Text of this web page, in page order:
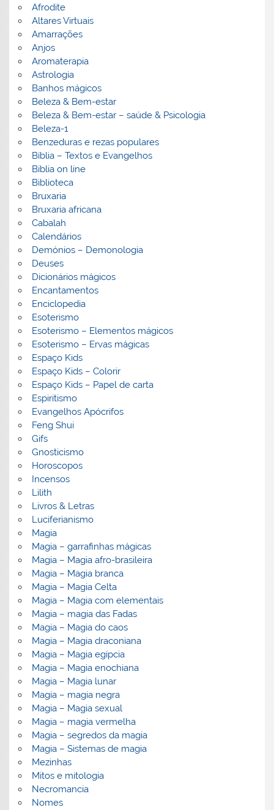
Afrodite
Altares Virtuais
Amarrações
Anjos
Aromaterapia
Astrologia
Banhos mágicos
Beleza & Bem-estar
Beleza & Bem-estar – saúde & Psicologia
Beleza-1
Benzeduras e rezas populares
Bíblia – Textos e Evangelhos
Biblia on line
Biblioteca
Bruxaria
Bruxaria africana
Cabalah
Calendários
Demónios – Demonologia
Deuses
Dicionários mágicos
Encantamentos
Enciclopedia
Esoterismo
Esoterismo – Elementos mágicos
Esoterismo – Ervas mágicas
Espaço Kids
Espaço Kids – Colorir
Espaço Kids – Papel de carta
Espiritismo
Evangelhos Apócrifos
Feng Shui
Gifs
Gnosticismo
Horoscopos
Incensos
Lilith
Livros & Letras
Luciferianismo
Magia
Magia – garrafinhas mágicas
Magia – Magia afro-brasileira
Magia – Magia branca
Magia – Magia Celta
Magia – Magia com elementais
Magia – magia das Fadas
Magia – Magia do caos
Magia – Magia draconiana
Magia – Magia egípcia
Magia – Magia enochiana
Magia – Magia lunar
Magia – magia negra
Magia – Magia sexual
Magia – magia vermelha
Magia – segredos da magia
Magia – Sistemas de magia
Mezinhas
Mitos e mitologia
Necromancia
Nomes